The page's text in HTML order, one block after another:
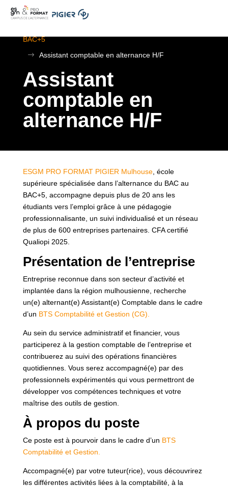
BAC+5
$
Assistant comptable en alternance H/F
Assistant
comptable en
alternance H/F
ESGM PRO FORMAT PIGIER Mulhouse, école
supérieure spécialisée dans l’alternance du BAC au
BAC+5, accompagne depuis plus de 20 ans les
étudiants vers l’emploi grâce à une pédagogie
professionnalisante, un suivi individualisé et un réseau
de plus de 600 entreprises partenaires. CFA certifié
Qualiopi 2025.
Présentation de l’entreprise
Entreprise reconnue dans son secteur d’activité et
implantée dans la région mulhousienne, recherche
un(e) alternant(e) Assistant(e) Comptable dans le cadre
d’un BTS Comptabilité et Gestion (CG).
Au sein du service administratif et financier, vous
participerez à la gestion comptable de l’entreprise et
contribuerez au suivi des opérations financières
quotidiennes. Vous serez accompagné(e) par des
professionnels expérimentés qui vous permettront de
développer vos compétences techniques et votre
maîtrise des outils de gestion.
À propos du poste
Ce poste est à pourvoir dans le cadre d’un BTS
Comptabilité et Gestion.
Accompagné(e) par votre tuteur(rice), vous découvrirez
les différentes activités liées à la comptabilité, à la